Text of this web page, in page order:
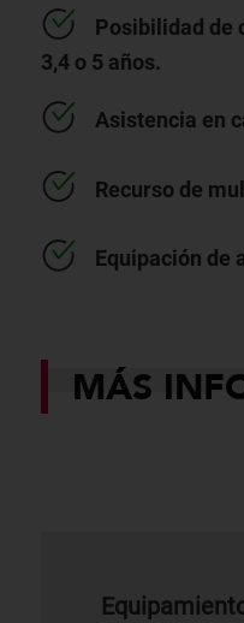
Posibilidad de
3,4 o 5 años.
Asistencia en
Recurso de
Equipación de
MÁS